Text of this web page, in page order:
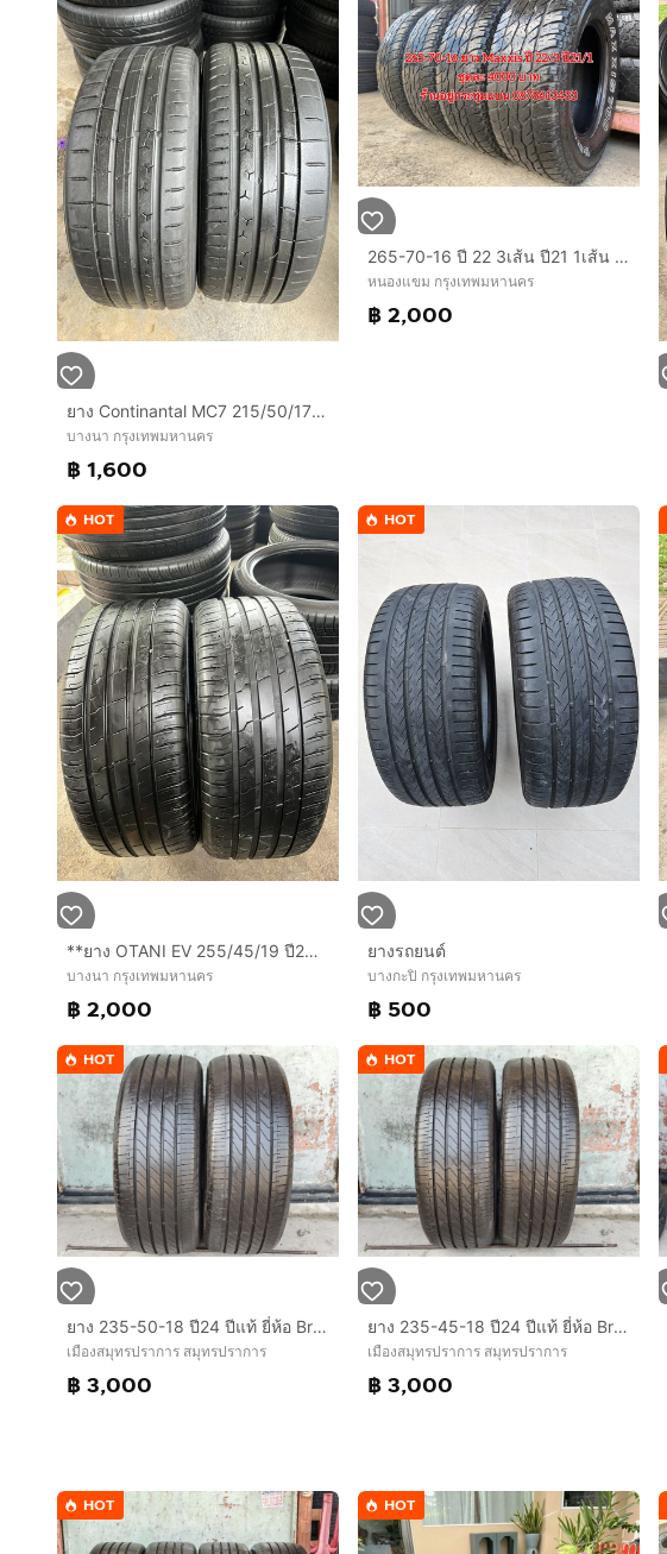
ยาง Continantal MC7 215/50/17 ปี24 เส้น 1600 บาท สภาพดี
บางนา กรุงเทพมหานคร
฿ 1,600
265-70-16 ปี 22 3เส้น ปี21 1เส้น ยาง Maxxis ชุด 4 เส้น 4000 บาท265-70-16 ปี 21 ยาง Dunlop คู่ 2เส้น 2000 บาท สภาพยางสวยดอกเต็มๆนุ่ม
หนองแขม กรุงเทพมหานคร
฿ 2,000
HOT
**ยาง OTANI EV 255/45/19 ปี25 คู่ 2000 บาท สวย!!
บางนา กรุงเทพมหานคร
฿ 2,000
HOT
ยางรถยนต์
บางกะปิ กรุงเทพมหานคร
฿ 500
HOT
ยาง 235-50-18 ปี24 ปีแท้ ยี่ห้อ Bridgestone turanza t005a
เมืองสมุทรปราการ สมุทรปราการ
฿ 3,000
HOT
ยาง 235-45-18 ปี24 ปีแท้ ยี่ห้อ Bridgestone turanza t005a
เมืองสมุทรปราการ สมุทรปราการ
฿ 3,000
HOT HOT